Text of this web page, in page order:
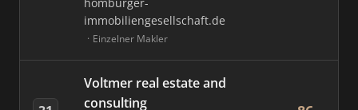
immobiliengesellschaft.de
Einzelner Makler
Voltmer real estate and
consulting